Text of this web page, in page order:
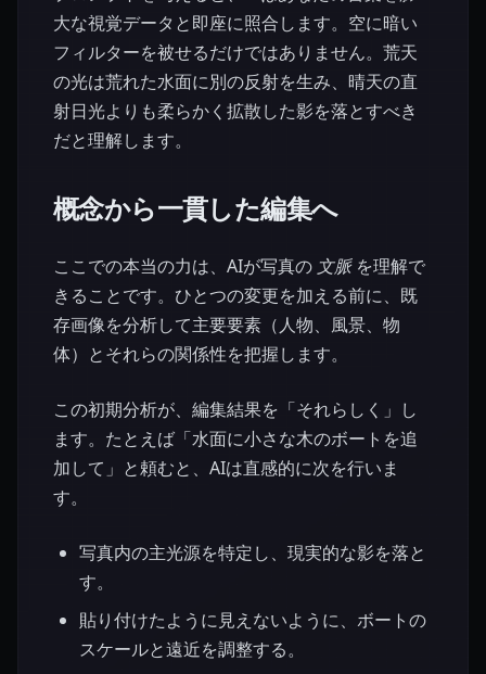
大な視覚データと即座に照合します。空に暗い
フィルターを被せるだけではありません。荒天
の光は荒れた水面に別の反射を生み、晴天の直
射日光よりも柔らかく拡散した影を落とすべき
だと理解します。
概念から一貫した編集へ
ここでの本当の力は、AIが写真の 文脈を理解で
きることです。ひとつの変更を加える前に、既
存画像を分析して主要要素（人物、風景、物
体）とそれらの関係性を把握します。
この初期分析が、編集結果を「それらしく」し
ます。たとえば「水面に小さな木のボートを追
加して」と頼むと、AIは直感的に次を行いま
す。
写真内の主光源を特定し、現実的な影を落と
す。
貼り付けたように見えないように、ボートの
スケールと遠近を調整する。